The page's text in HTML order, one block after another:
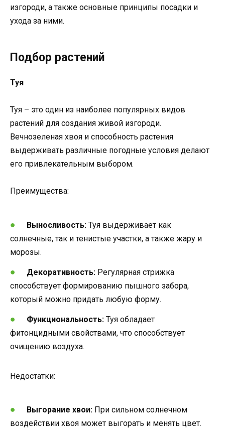
изгороди, а также основные принципы посадки и
ухода за ними.
Подбор растений
Туя
Туя – это один из наиболее популярных видов
растений для создания живой изгороди.
Вечнозеленая хвоя и способность растения
выдерживать различные погодные условия делают
его привлекательным выбором.
Преимущества:
Выносливость: Туя выдерживает как
солнечные, так и тенистые участки, а также жару и
морозы.
Декоративность: Регулярная стрижка
способствует формированию пышного забора,
который можно придать любую форму.
Функциональность: Туя обладает
фитонцидными свойствами, что способствует
очищению воздуха.
Недостатки:
Выгорание хвои: При сильном солнечном
воздействии хвоя может выгорать и менять цвет.